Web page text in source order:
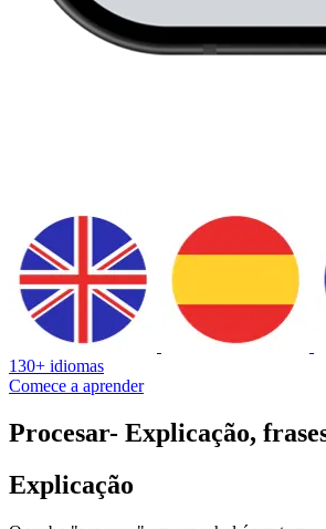
130+ idiomas
Comece a aprender
Procesar- Explicação,
Explicação